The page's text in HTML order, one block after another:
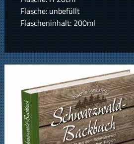
Flasche: unbefüllt
Flascheninhalt: 200ml